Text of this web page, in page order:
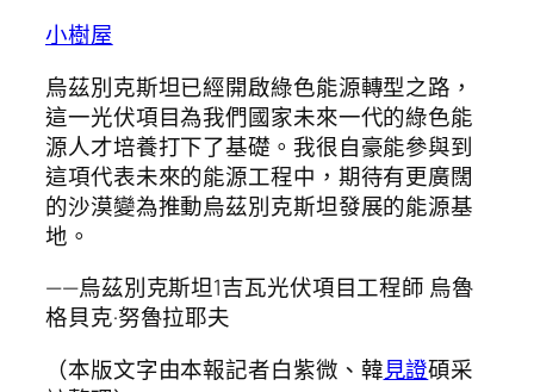
小樹屋
烏茲別克斯坦已經開啟綠色能源轉型之路，
這一光伏項目為我們國家未來一代的綠色能
源人才培養打下了基礎。我很自豪能參與到
這項代表未來的能源工程中，期待有更廣闊
的沙漠變為推動烏茲別克斯坦發展的能源基
地。
——烏茲別克斯坦1吉瓦光伏項目工程師 烏魯
格貝克·努魯拉耶夫
（本版文字由本報記者白紫微、韓見證碩采